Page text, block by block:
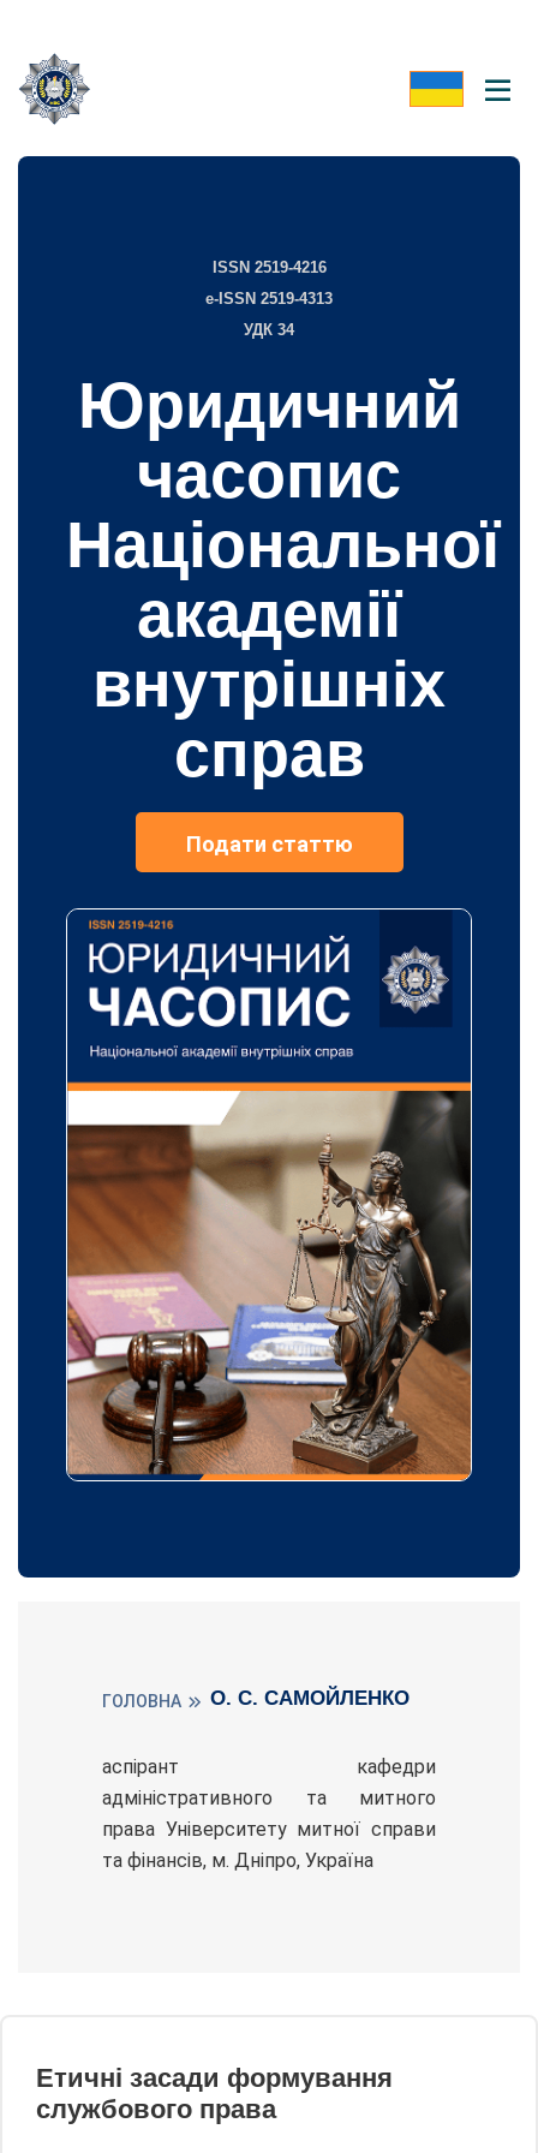
ISSN 2519-4216
e-ISSN 2519-4313
УДК 34
Юридичний
часопис
Національної
академії
внутрішніх
справ
Подати статтю
ГОЛОВНА О. С. САМОЙЛЕНКО
аспірант кафедри
адміністративного та митного
права Університету митної справи
та фінансів, м. Дніпро, Україна
Етичні засади формування
службового права